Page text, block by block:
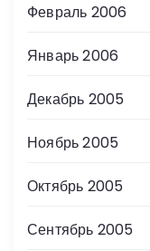
Февраль 2006
Январь 2006
Декабрь 2005
Ноябрь 2005
Октябрь 2005
Сентябрь 2005